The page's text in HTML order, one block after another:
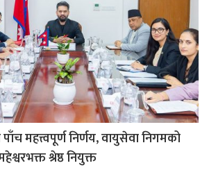
महत्त्वपूर्ण निर्णय, वायुसेवा निगमको
श्रेष्ठ नियुक्त